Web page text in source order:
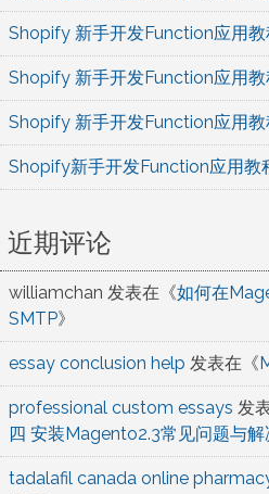
Shopify 新手开发Function应用教
Shopify 新手开发Function应用教
Shopify 新手开发Function应用教
Shopify新手开发Function应用教
近期评论
williamchan 发表在《如何在
SMTP》
essay conclusion help 发表在《
professional custom essays 发
四 安装Magento2.3常见问题与解
tadalafil canada online